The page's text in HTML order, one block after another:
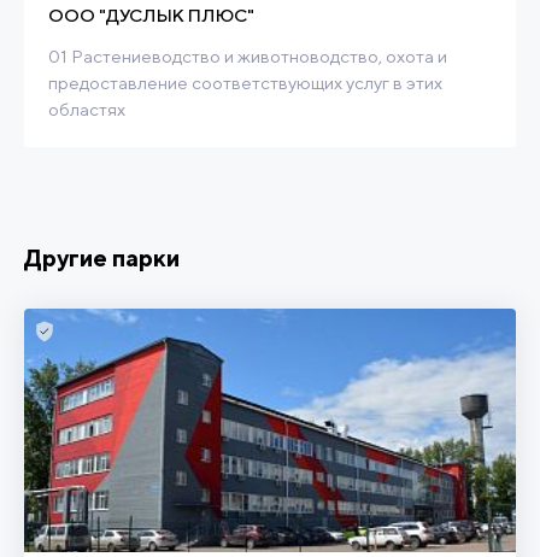
ООО "ДУСЛЫК ПЛЮС"
01 Растениеводство и животноводство, охота и
предоставление соответствующих услуг в этих
областях
Другие парки